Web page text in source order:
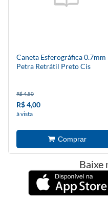
Caneta Esferográfica 0.7mm
Petra Retrátil Preto Cis
R$ 4,50
R$ 4,00
à vista
Baixe